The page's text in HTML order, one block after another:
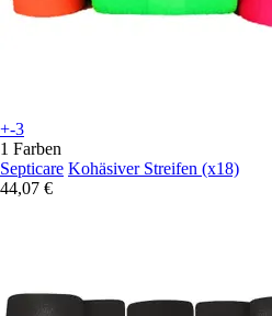
+-3
1 Farben
Septicare Kohäsiver Streifen (x18)
44,07 €